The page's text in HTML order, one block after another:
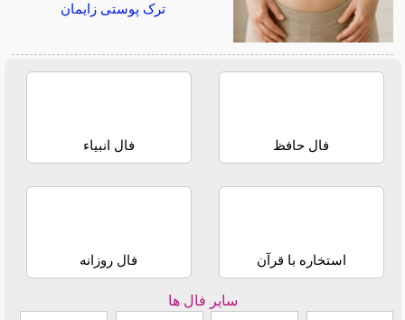
ترک پوستی زایمان
فال حافظ فال انبیاء
استخاره با قرآن فال روزانه
سایر فال ها